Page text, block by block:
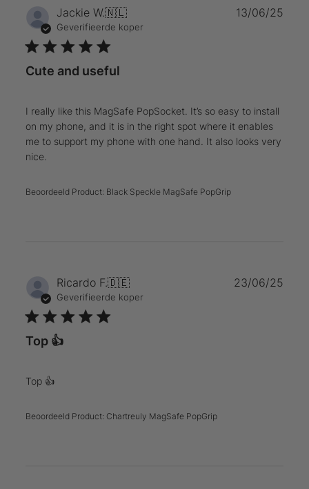
Jackie W.🇳🇱
Geverifieerde koper
Cute and useful
I really like this MagSafe PopSocket. It’s so easy to install
on my phone, and it is in the right spot where it enables
me to support my phone with one hand. It also looks very
nice.
Beoordeeld Product: Black Speckle MagSafe PopGrip
13/06/25
Ricardo F.🇩🇪
Geverifieerde koper
Top 👍
Top 👍
Beoordeeld Product: Chartreuly MagSafe PopGrip
23/06/25